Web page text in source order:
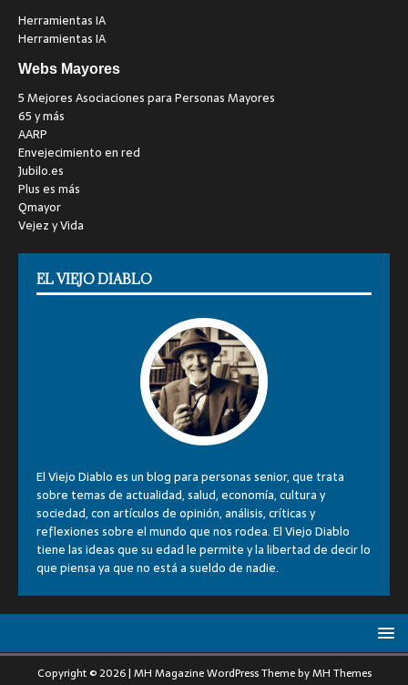
Herramientas IA
Herramientas IA
Webs Mayores
5 Mejores Asociaciones para Personas Mayores
65 y más
AARP
Envejecimiento en red
Jubilo.es
Plus es más
Qmayor
Vejez y Vida
EL VIEJO DIABLO
El Viejo Diablo es un blog para personas senior, que trata
sobre temas de actualidad, salud, economía, cultura y
sociedad, con artículos de opinión, análisis, críticas y
reflexiones sobre el mundo que nos rodea. El Viejo Diablo
tiene las ideas que su edad le permite y la libertad de decir lo
que piensa ya que no está a sueldo de nadie.
Copyright © 2026 | MH Magazine WordPress Theme byMH Themes